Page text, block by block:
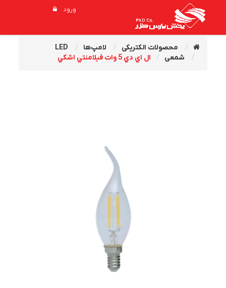
ورود
محصولات الکتریکی لامپ‌ها
LED
شمعی
ال اي دي 5 وات فيلامنتي اشکي